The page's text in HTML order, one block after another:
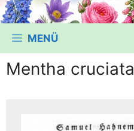
MENÜ
Mentha cruciata